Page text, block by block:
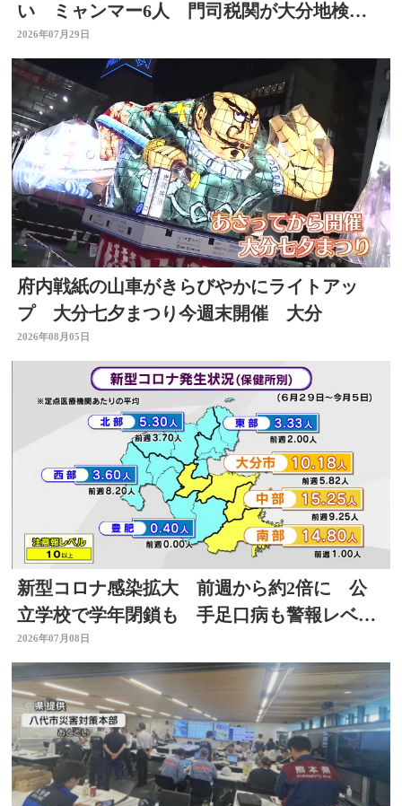
い ミャンマー6人 門司税関が大分地検に
告発 大分
2026年07月29日
府内戦紙の山車がきらびやかにライトアッ
プ 大分七夕まつり今週末開催 大分
2026年08月05日
新型コロナ感染拡大 前週から約2倍に 公
立学校で学年閉鎖も 手足口病も警報レベル
上回る 大分
2026年07月08日